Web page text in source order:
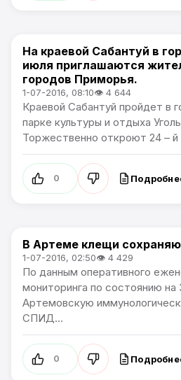
Культура
На краевой Сабантуй в
июля приглашаются
городов Приморья.
1-07-2016, 08:10👁 4 644
Краевой Сабантуй пройдет в
парке культуры и отдыха
Торжественно откроют 24 – й
0
Новости Артёма
В Артеме клещи
1-07-2016, 02:50👁 4 429
По данным оперативного
мониторинга по состоянию на
Артемовскую
СПИД...
0